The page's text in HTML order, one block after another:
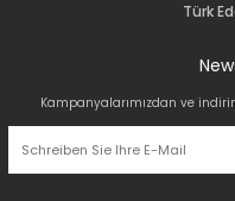
Türk
Kampanyalarımızdan ve